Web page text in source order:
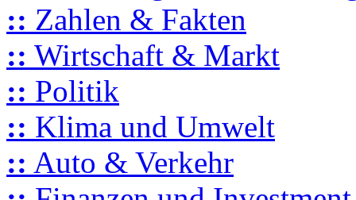
:: Zahlen & Fakten
:: Wirtschaft & Markt
:: Politik
:: Klima und Umwelt
:: Auto & Verkehr